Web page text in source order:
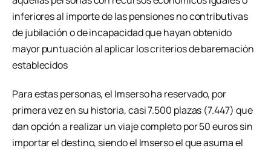
inferiores al importe de las pensiones no contributivas
de jubilación o de incapacidad que hayan obtenido
mayor puntuación al aplicar los criterios de baremación
establecidos
Para estas personas, el Imserso ha reservado, por
primera vez en su historia, casi 7.500 plazas (7.447) que
dan opción a realizar un viaje completo por 50 euros sin
importar el destino, siendo el Imserso el que asuma el